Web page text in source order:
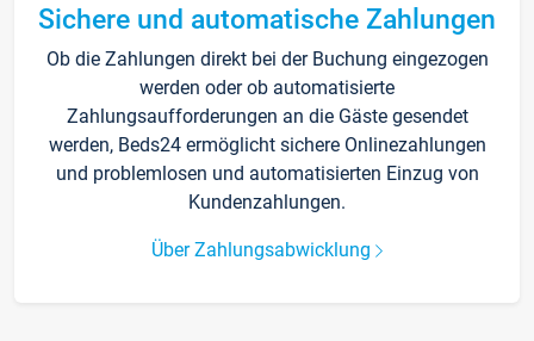
Sichere und automatische Zahlungen
Ob die Zahlungen direkt bei der Buchung eingezogen
werden oder ob automatisierte
Zahlungsaufforderungen an die Gäste gesendet
werden, Beds24 ermöglicht sichere Onlinezahlungen
und problemlosen und automatisierten Einzug von
Kundenzahlungen.
Über Zahlungsabwicklung